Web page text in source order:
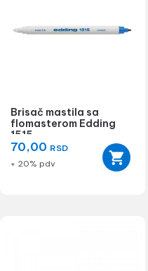
Brisač mastila sa
flomasterom Edding
1515
70,00 RSD
+ 20% pdv